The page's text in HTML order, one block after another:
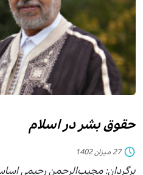
حقوق بشر در اسلام
27 میزان 1402
برگردان: مجیب‌الرحمن رحیمی